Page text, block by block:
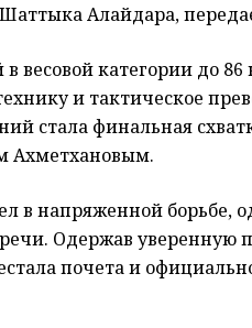
Алайдара,
весовой категории до
и тактическое
стала финальная
Ахметхановым.
в напряженной борьбе,
Одержав уверенную
почета и